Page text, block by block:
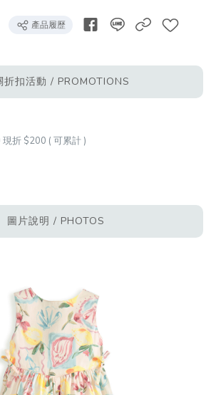
產品履歷
折扣活動 / PROMOTIONS
折 $200 ( 可累計 )
圖片說明 / PHOTOS